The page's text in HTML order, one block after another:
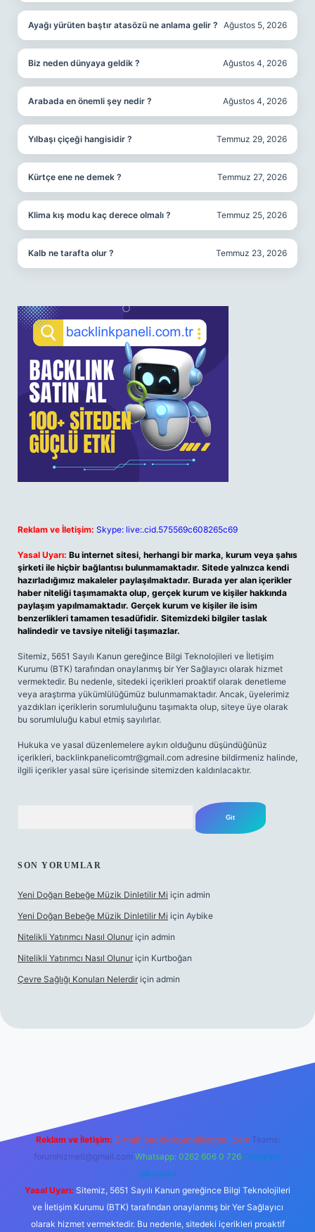
Ayağı yürüten baştır atasözü ne anlama gelir ? Ağustos 5, 2026
Biz neden dünyaya geldik ? Ağustos 4, 2026
Arabada en önemli şey nedir ? Ağustos 4, 2026
Yılbaşı çiçeği hangisidir ? Temmuz 29, 2026
Kürtçe ene ne demek ? Temmuz 27, 2026
Klima kış modu kaç derece olmalı ? Temmuz 25, 2026
Kalb ne tarafta olur ? Temmuz 23, 2026
Reklam ve İletişim: Skype: live:.cid.575569c608265c69
Yasal Uyarı: Bu internet sitesi, herhangi bir marka, kurum veya şahıs
şirketi ile hiçbir bağlantısı bulunmamaktadır. Sitede yalnızca kendi
hazırladığımız makaleler paylaşılmaktadır. Burada yer alan içerikler
haber niteliği taşımamakta olup, gerçek kurum ve kişiler hakkında
paylaşım yapılmamaktadır. Gerçek kurum ve kişiler ile isim
benzerlikleri tamamen tesadüfidir. Sitemizdeki bilgiler taslak
halindedir ve tavsiye niteliği taşımazlar.
Sitemiz, 5651 Sayılı Kanun gereğince Bilgi Teknolojileri ve İletişim
Kurumu (BTK) tarafından onaylanmış bir Yer Sağlayıcı olarak hizmet
vermektedir. Bu nedenle, sitedeki içerikleri proaktif olarak denetleme
veya araştırma yükümlülüğümüz bulunmamaktadır. Ancak, üyelerimiz
yazdıkları içeriklerin sorumluluğunu taşımakta olup, siteye üye olarak
bu sorumluluğu kabul etmiş sayılırlar.
Hukuka ve yasal düzenlemelere aykırı olduğunu düşündüğünüz
içerikleri, backlinkpanelicomtr@gmail.com adresine bildirmeniz halinde,
ilgili içerikler yasal süre içerisinde sitemizden kaldırılacaktır.
SON YORUMLAR
Yeni Doğan Bebeğe Müzik Dinletilir Mi için admin
Yeni Doğan Bebeğe Müzik Dinletilir Mi için Aybike
Nitelikli Yatırımcı Nasıl Olunur için admin
Nitelikli Yatırımcı Nasıl Olunur için Kurtboğan
Çevre Sağlığı Konuları Nelerdir için admin
Reklam ve İletişim: E-mail: backlinkpaneli@gmail.com Teams:
forumhizmeti@gmail.com Whatsapp: 0262 606 0 726 Telegram:
@karabul
Yasal Uyarı: Sitemiz, 5651 Sayılı Kanun gereğince Bilgi Teknolojileri
ve İletişim Kurumu (BTK) tarafından onaylanmış bir Yer Sağlayıcı
olarak hizmet vermektedir. Bu nedenle, sitedeki içerikleri proaktif